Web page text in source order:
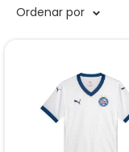
Ordenar por